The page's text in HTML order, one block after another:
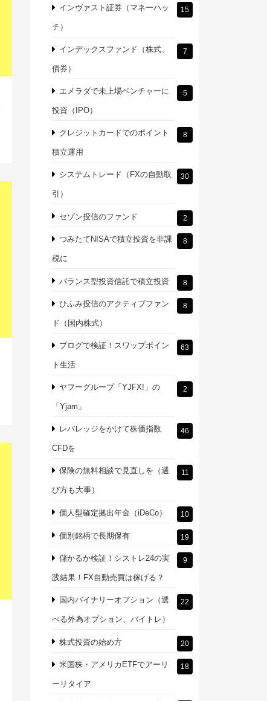
インヴァスト証券（マネーハッ
チ）
15
インデックスファンド（株式、
債券）
7
エメラダで未上場ベンチャーに
投資（IPO）
5
クレジットカードでのポイント
積立運用
8
システムトレード（FXの自動取
引）
30
セゾン投信のファンド 2
つみたてNISAで積立投資を非課
税に
8
バランス型投資信託で積立投資 8
ひふみ投信のアクティブファン
ド（国内株式）
8
ブログで検証！スワップポイン
ト生活
63
ヤフーグループ「YJFX!」の
「Yjam」
2
レバレッジをかけて株価指数
CFDを
46
保険の無料相談で見直しを（選
び方も大事）
11
個人型確定拠出年金（iDeCo） 10
個別銘柄で長期保有 19
儲かるか検証！シストレ24の実
践結果！FX自動売買は稼げる？
9
国内バイナリーオプション（選
べる外為オプション、バイトレ）
22
株式投資の始め方 20
米国株・アメリカETFでアーリ
ーリタイア
18